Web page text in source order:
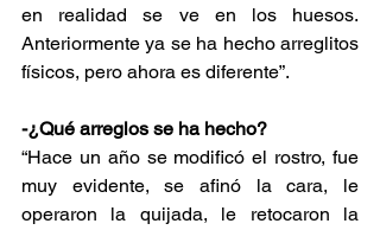
en realidad se ve en los huesos.
Anteriormente ya se ha hecho arreglitos
físicos, pero ahora es diferente”.
-¿Qué arreglos se ha hecho?
“Hace un año se modificó el rostro, fue
muy evidente, se afinó la cara, le
operaron la quijada, le retocaron la